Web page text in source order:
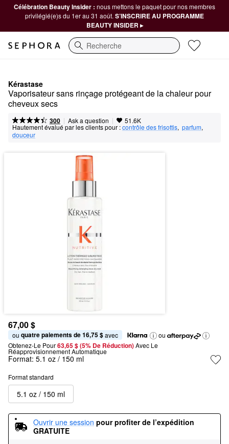
Célébration Beauty Insider : nous mettons le paquet pour nos membres
privilégié(e)s du 1er au 31 août. S’INSCRIRE AU PROGRAMME
BEAUTY INSIDER ▸
Recherche
Kérastase
Vaporisateur sans rinçage protégeant de la chaleur pour
cheveux secs
300 | Ask a question | 51.6K
Hautement évalué par les clients pour :contrôle des frisottis, parfum,
douceur
67,00 $
ou quatre paiements de 16,75 $ avec
ou
Obtenez-Le Pour63,65 $ (5% De Réduction) Avec Le
Réapprovisionnement Automatique
Format: 5.1 oz / 150 ml
Format standard
5.1 oz / 150 ml
Ouvrir une session pour profiter de l’expédition
GRATUITE